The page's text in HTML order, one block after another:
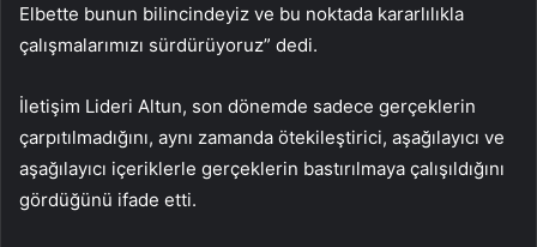
Elbette bunun bilincindeyiz ve bu noktada kararlılıkla
çalışmalarımızı sürdürüyoruz” dedi.
İletişim Lideri Altun, son dönemde sadece gerçeklerin
çarpıtılmadığını, aynı zamanda ötekileştirici, aşağılayıcı ve
aşağılayıcı içeriklerle gerçeklerin bastırılmaya çalışıldığını
gördüğünü ifade etti.